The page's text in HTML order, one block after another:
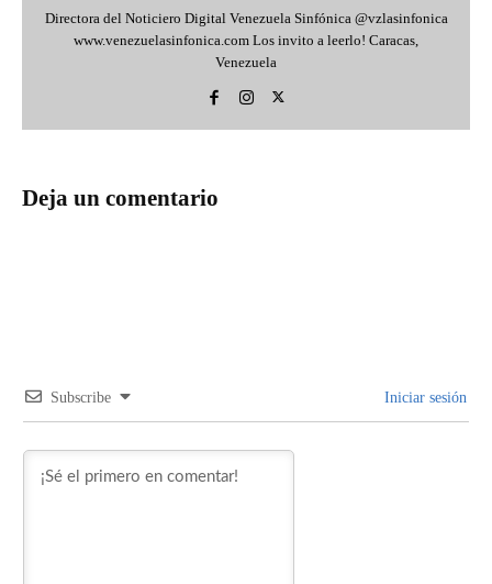
Directora del Noticiero Digital Venezuela Sinfónica @vzlasinfonica
www.venezuelasinfonica.com Los invito a leerlo! Caracas,
Venezuela
Deja un comentario
Subscribe Iniciar sesión